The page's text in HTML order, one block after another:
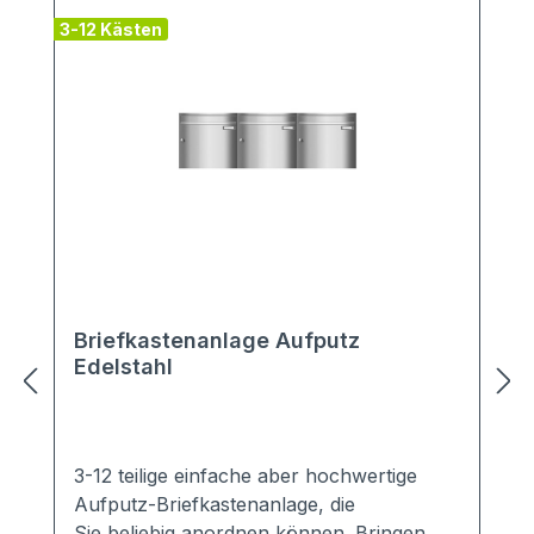
3-12 Kästen
Briefkastenanlage Aufputz
Edelstahl
3-12 teilige einfache aber hochwertige
Aufputz-Briefkastenanlage, die